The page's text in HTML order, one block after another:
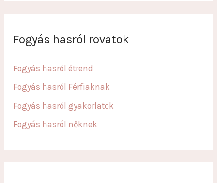
Fogyás hasról rovatok
Fogyás hasról étrend
Fogyás hasról Férfiaknak
Fogyás hasról gyakorlatok
Fogyás hasról nőknek